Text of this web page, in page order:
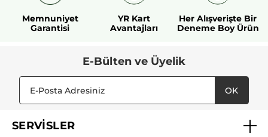
Memnuniyet
Garantisi
YR Kart
Avantajları
Her Alışverişte Bir
Deneme Boy Ürün
E-Bülten ve Üyelik
OK
SERVİSLER